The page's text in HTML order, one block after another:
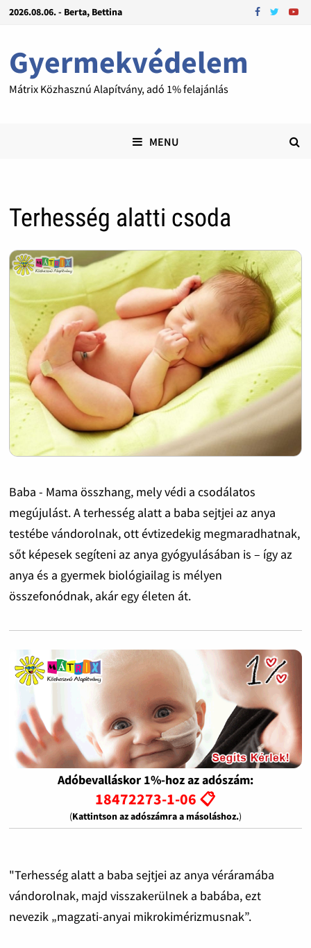
2026.08.06. - Berta, Bettina
Gyermekvédelem
Mátrix Közhasznú Alapítvány, adó 1% felajánlás
MENU
Terhesség alatti csoda
Baba - Mama összhang, mely védi a csodálatos
megújulást. A terhesség alatt a baba sejtjei az anya
testébe vándorolnak, ott évtizedekig megmaradhatnak,
sőt képesek segíteni az anya gyógyulásában is – így az
anya és a gyermek biológiailag is mélyen
összefonódnak, akár egy életen át.
Adóbevalláskor 1%-hoz az adószám:
18472273-1-06 📋
(Kattintson az adószámra a másoláshoz.)
"Terhesség alatt a baba sejtjei az anya véráramába
vándorolnak, majd visszakerülnek a babába, ezt
nevezik „magzati-anyai mikrokimérizmusnak”.